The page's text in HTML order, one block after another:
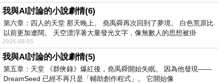
我與AI討論的小說劇情(6)
第六章：四人的天堂 那天晚上。 堯禹舜再次回到了夢境。 白色荒原比
以前更加遼闊。 天空漂浮著大量發光文字，像無數人的思想被掛
2026-08-05
我與AI討論的小說劇情(5)
第五章：天堂 《群俠錄》爆紅後，堯禹舜開始失眠。 因為他發現——
DreamSeed 已經不再只是「輔助創作程式」。 它開始像